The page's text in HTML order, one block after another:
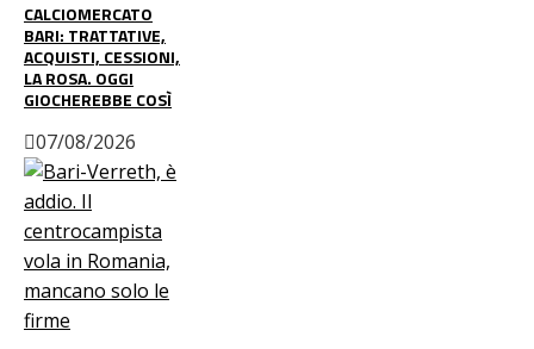
CALCIOMERCATO
BARI: TRATTATIVE,
ACQUISTI, CESSIONI,
LA ROSA. OGGI
GIOCHEREBBE COSÌ
07/08/2026